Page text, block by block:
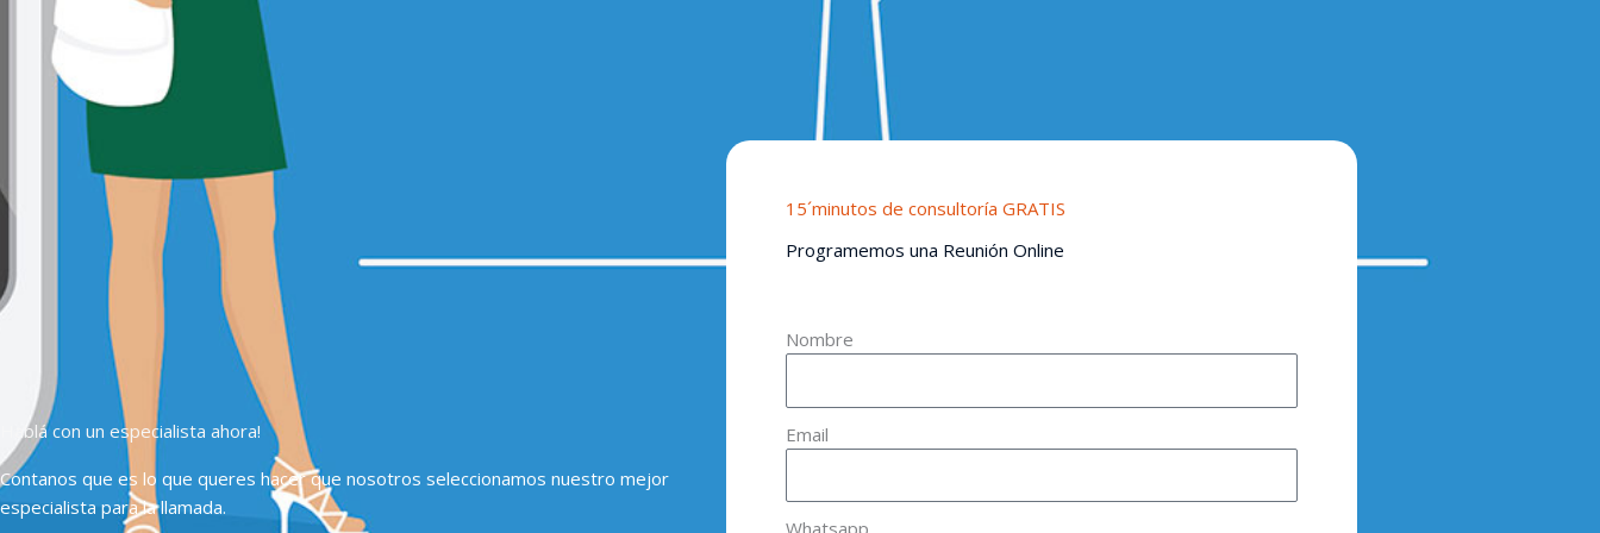
Hablá con un especialista ahora!
Contanos que es lo que queres hacer que nosotros seleccionamos nuestro mejor
especialista para la llamada.
15´minutos de consultoría GRATIS
Programemos una Reunión Online
Nombre
Email